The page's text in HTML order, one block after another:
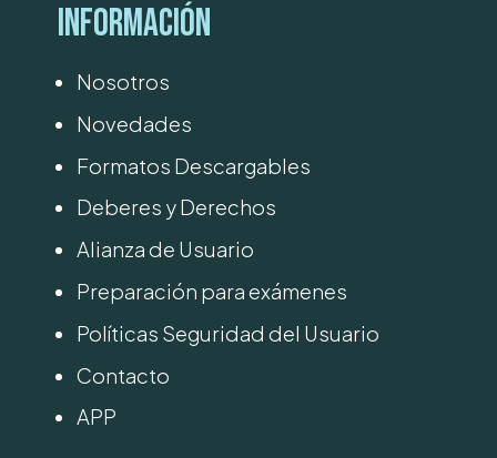
Información
Nosotros
Novedades
Formatos Descargables
Deberes y Derechos
Alianza de Usuario
Preparación para exámenes
Políticas Seguridad del Usuario
Contacto
APP